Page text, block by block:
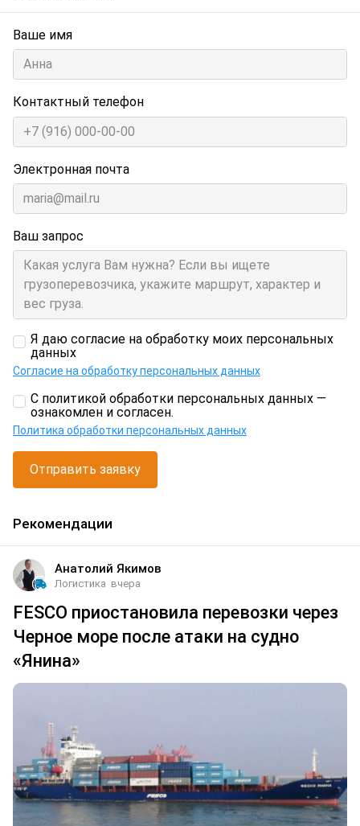
Ваше имя
Контактный телефон
Электронная почта
Ваш запрос
Я даю согласие на обработку моих персональных
данных
Согласие на обработку персональных данных
С политикой обработки персональных данных —
ознакомлен и согласен.
Политика обработки персональных данных
Отправить заявку
Рекомендации
Анатолий Якимов
Логистика вчера
FESCO приостановила перевозки через
Черное море после атаки на судно
«Янина»